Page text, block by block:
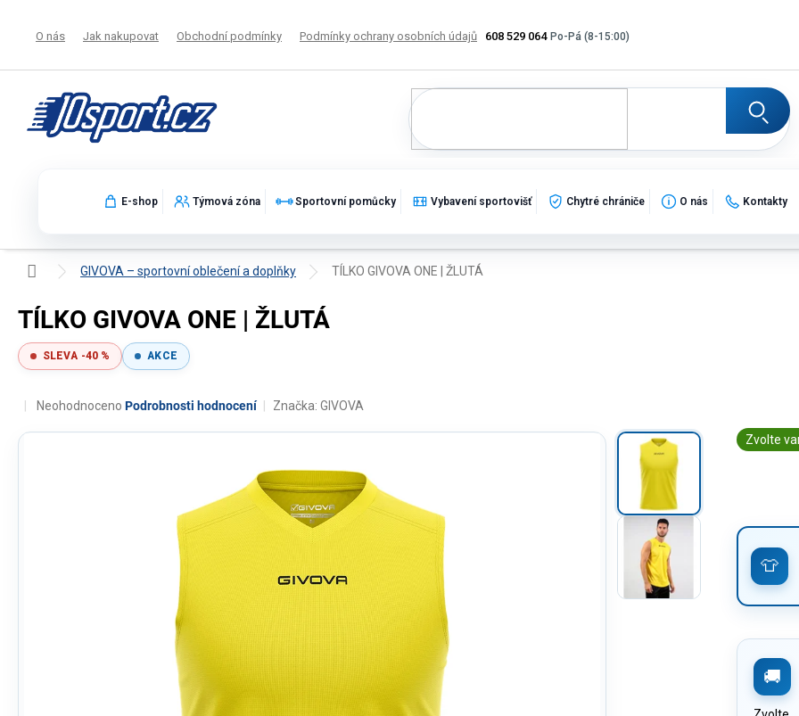
608 529 064
O nás Jak nakupovat Obchodní podmínky Podmínky ochrany osobních údajů Výměna, vrácení a reklamace zboží
E-shop Týmová zóna Sportovní pomůcky Vybavení sportovišť Chytré chrániče O nás Kontakty
Domů GIVOVA – sportovní oblečení a doplňky TÍLKO GIVOVA ONE | ŽLUTÁ
TÍLKO GIVOVA ONE | ŽLUTÁ
SLEVA -40 % AKCE
Průměrné
Neohodnoceno Podrobnosti hodnocení Značka: GIVOVA
Zvolte